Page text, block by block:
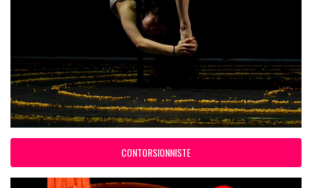
CONTORSIONNISTE